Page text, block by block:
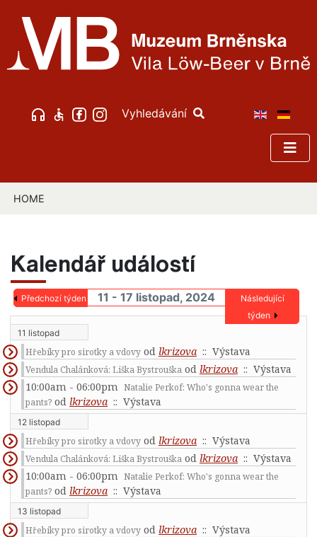
Vyhledávání
HOME
Kalendář událostí
Předchozí týden 11 - 17 listopad, 2024
Následující
týden
11 listopad
Hřebíky pro sirotky a vdovy od lkrizova :: Výstava
Vendula Chalánková: Liška Bystrouška od lkrizova :: Výstava
10:00am - 06:00pm Natalie Perkof: Who's gonna wear the
pants? od lkrizova :: Výstava
12 listopad
Hřebíky pro sirotky a vdovy od lkrizova :: Výstava
Vendula Chalánková: Liška Bystrouška od lkrizova :: Výstava
10:00am - 06:00pm Natalie Perkof: Who's gonna wear the
pants? od lkrizova :: Výstava
13 listopad
Hřebíky pro sirotky a vdovy od lkrizova :: Výstava